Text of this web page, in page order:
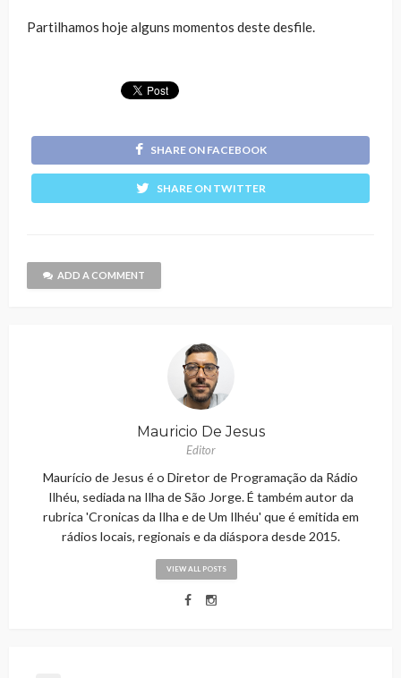
Partilhamos hoje alguns momentos deste desfile.
SHARE ON FACEBOOK
SHARE ON TWITTER
ADD A COMMENT
Mauricio De Jesus
Editor
Maurício de Jesus é o Diretor de Programação da Rádio
Ilhéu, sediada na Ilha de São Jorge. É também autor da
rubrica 'Cronicas da Ilha e de Um Ilhéu' que é emitida em
rádios locais, regionais e da diáspora desde 2015.
VIEW ALL POSTS